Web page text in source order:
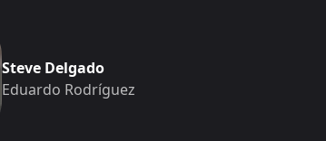
Steve Delgado
Eduardo Rodríguez